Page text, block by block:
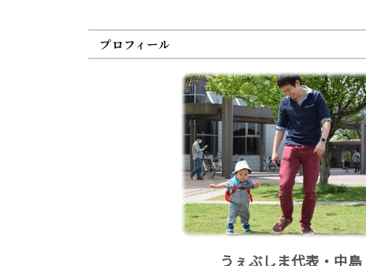
プロフィール
うぇぶしま代表・中島